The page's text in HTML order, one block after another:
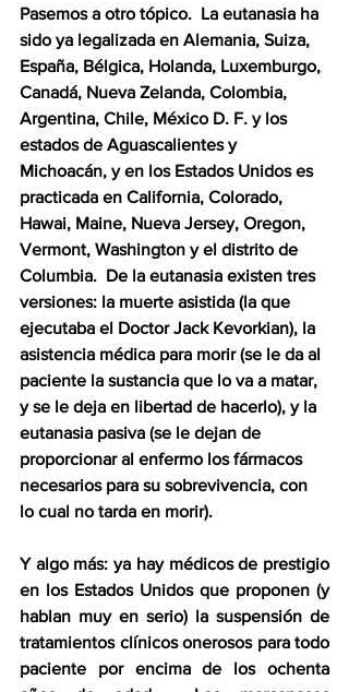
Pasemos a otro tópico.  La eutanasia ha
sido ya legalizada en Alemania, Suiza,
España, Bélgica, Holanda, Luxemburgo,
Canadá, Nueva Zelanda, Colombia,
Argentina, Chile, México D. F. y los
estados de Aguascalientes y
Michoacán, y en los Estados Unidos es
practicada en California, Colorado,
Hawai, Maine, Nueva Jersey, Oregon,
Vermont, Washington y el distrito de
Columbia.  De la eutanasia existen tres
versiones: la muerte asistida (la que
ejecutaba el Doctor Jack Kevorkian), la
asistencia médica para morir (se le da al
paciente la sustancia que lo va a matar,
y se le deja en libertad de hacerlo), y la
eutanasia pasiva (se le dejan de
proporcionar al enfermo los fármacos
necesarios para su sobrevivencia, con
lo cual no tarda en morir).
Y algo más: ya hay médicos de prestigio
en los Estados Unidos que proponen (y
hablan muy en serio) la suspensión de
tratamientos clínicos onerosos para todo
paciente por encima de los ochenta